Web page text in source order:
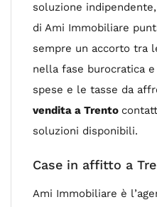
soluzione
di Ami Immobiliare
sempre un accorto tra
nella fase burocratica
spese e le tasse da
vendita a Trento
soluzioni disponibili.
Case in affitto a
Ami Immobiliare è